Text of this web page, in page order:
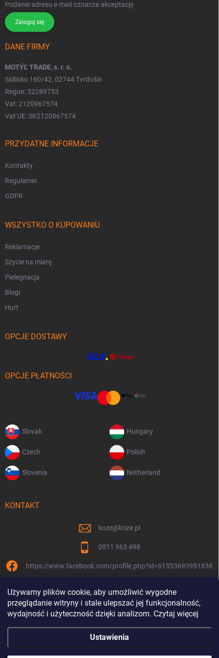
Używamy plików cookie, aby umożliwić wygodne
przeglądanie witryny i stale ulepszać jej funkcjonalność,
wydajność i użyteczność dzięki analizom. Czytaj więcej
Ustawienia
Podanie adresu e-mail oznacza akceptację .
Zaloguj się
DANE FIRMY
MOTÝĽ TRADE, s. r. o.
Sídlisko 160/42, 02744 Tvrdošín
Regon: 52289753
Vat: 2120967574
Vat UE: SK2120967574
PRZYDATNE INFORMACJE
Kontakty
Regulamin
GDPR
WSZYSTKO O KUPOWANIU
Reklamacje
Szycie na miarę
Pielegnacja
Blogi
Hurt
OPCJE DOSTAWY
OPCJE PŁATNOŚCI
Slovak Hungary
Czech Polish
Slovenia Netherland
KONTAKT
koze@koze.pl
0911 963 498
https://www.facebook.com/profile.php?id=61553693951838
Jesteśmy razem od 9 lat